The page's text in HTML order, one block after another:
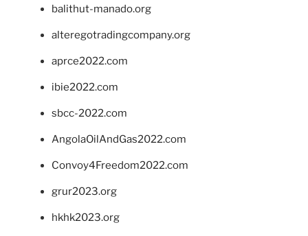
balithut-manado.org
alteregotradingcompany.org
aprce2022.com
ibie2022.com
sbcc-2022.com
AngolaOilAndGas2022.com
Convoy4Freedom2022.com
grur2023.org
hkhk2023.org